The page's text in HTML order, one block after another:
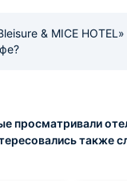
& MICE HOTEL»
просматривали
также